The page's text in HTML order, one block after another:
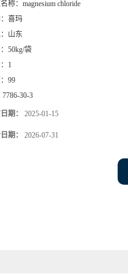
称： magnesium chloride
喜玛
山东
50kg/袋
1
99
7786-30-3
期： 2025-01-15
期： 2026-07-31